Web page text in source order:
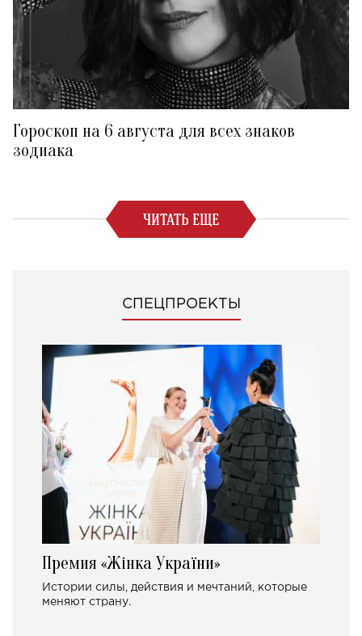
Гороскоп на 6 августа для всех знаков
зодиака
ЧИТАТЬ ЕЩЕ
СПЕЦПРОЕКТЫ
Премия «Жінка України»
Истории силы, действия и мечтаний, которые
меняют страну.